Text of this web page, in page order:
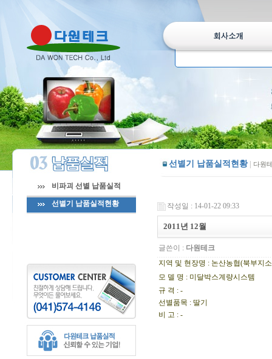
비파괴 선별 납품실적
선별기 납품실적현황
선별기 납품실적현황 다원
작성일 : 14-01-22 09:33
2011년 12월
글쓴이 : 다원테크
지역 및 현장명 : 논산농협(북부지
모 델 명 : 미달박스계량시스템
규 격 : -
선별품목 : 딸기
비 고 : -